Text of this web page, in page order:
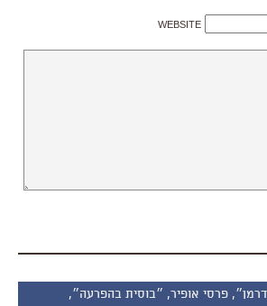
WEBSITE
505: ״ספיידרמן״, פרסי אופיר, ״בוסית בהפרעה״,